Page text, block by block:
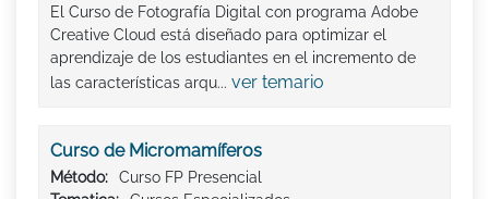
El Curso de Fotografía Digital con programa Adobe
Creative Cloud está diseñado para optimizar el
aprendizaje de los estudiantes en el incremento de
las características arqu... ver temario
Curso de Micromamíferos
Método:
Curso FP Presencial